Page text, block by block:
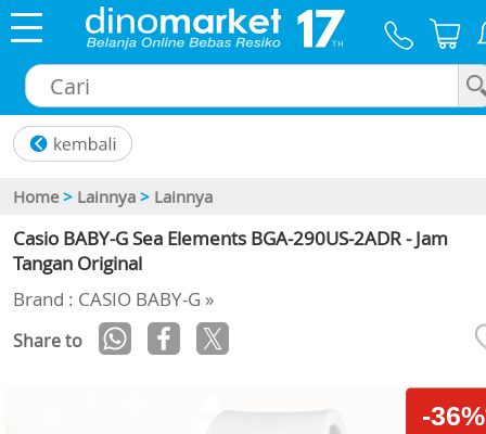
Home > Lainnya > Lainnya
Casio BABY-G Sea Elements BGA-290US-2ADR - Jam
Tangan Original
Brand : CASIO BABY-G »
Share to
-